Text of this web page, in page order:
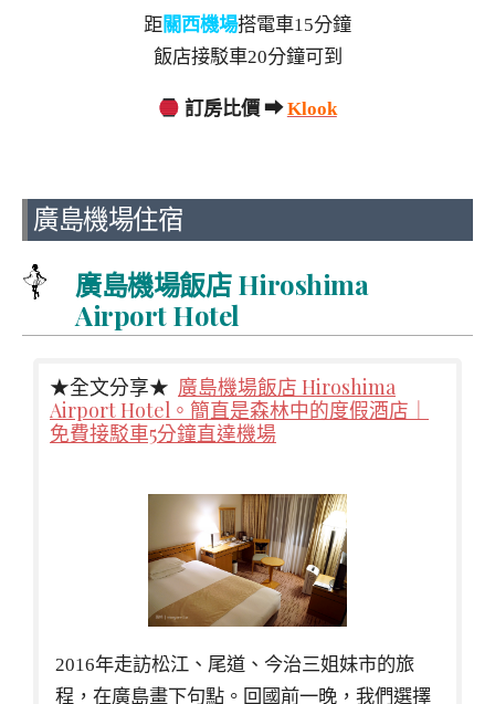
距關西機場搭電車15分鐘
飯店接駁車20分鐘可到
訂房比價 ➡Klook
廣島機場住宿
廣島機場飯店 Hiroshima
Airport Hotel
★全文分享★ 廣島機場飯店 Hiroshima
Airport Hotel。簡直是森林中的度假酒店｜
免費接駁車5分鐘直達機場
2016年走訪松江、尾道、今治三姐妹市的旅
程，在廣島畫下句點。回國前一晚，我們選擇